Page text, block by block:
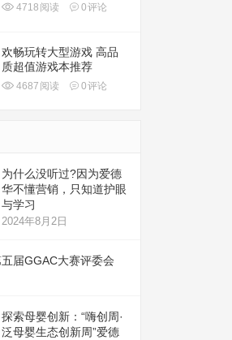
4718 阅读 0评论
欢畅玩转大型游戏 高品
质超值游戏本推荐
4687 阅读 0评论
为什么没听过?因为爱德
华不懂营销，只知道护眼
与学习
2024年8月2日
届GGAC大赛评委会
探索母婴创新：“嗨创周·
泛母婴生态创新周”爱德